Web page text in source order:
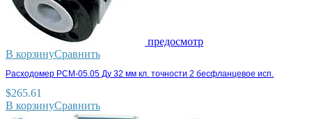
предосмотр
В корзинуСравнить
Расходомер РСМ-05.05 Ду 32 мм кл. точности 2 бесфланцевое исп.
$265.61
В корзинуСравнить